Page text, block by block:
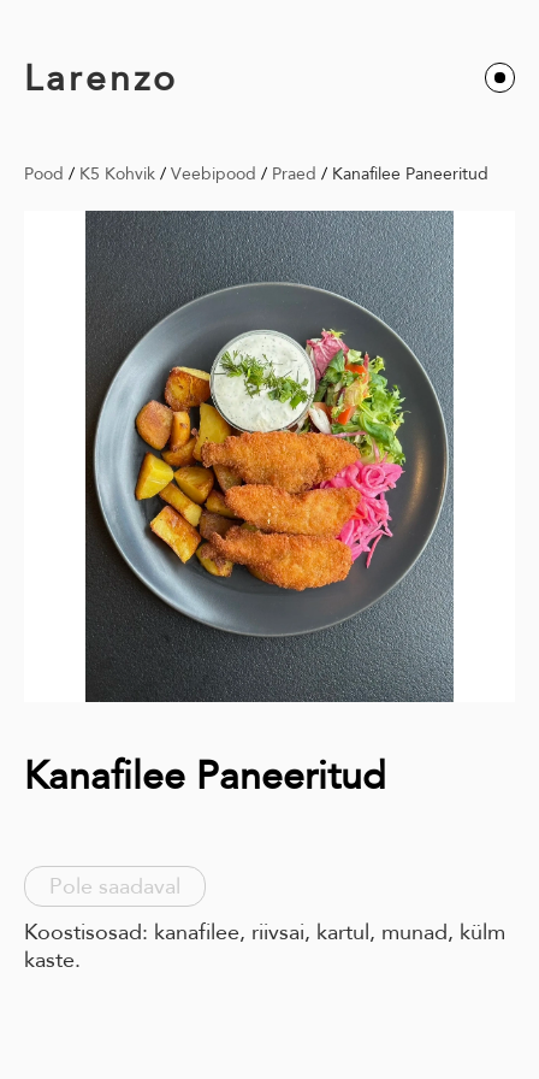
Larenzo
Pood / K5 Kohvik / Veebipood / Praed / Kanafilee Paneeritud
Kanafilee Paneeritud
Pole saadaval
Koostisosad: kanafilee, riivsai, kartul, munad, külm
kaste.